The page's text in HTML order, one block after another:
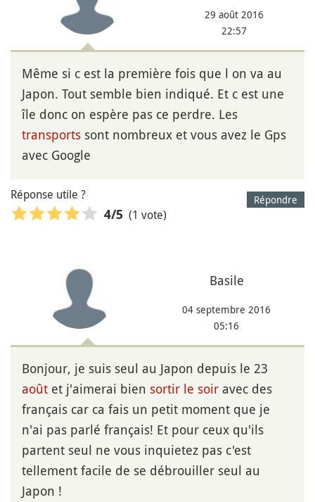
29 août 2016
22:57
Même si c est la première fois que l on va au
Japon. Tout semble bien indiqué. Et c est une
île donc on espère pas ce perdre. Les
transports sont nombreux et vous avez le Gps
avec Google
Répondre
Réponse utile ?
4/5 (1 vote)
Basile
04 septembre 2016
05:16
Bonjour, je suis seul au Japon depuis le 23
août et j'aimerai bien sortir le soir avec des
français car ca fais un petit moment que je
n'ai pas parlé français! Et pour ceux qu'ils
partent seul ne vous inquietez pas c'est
tellement facile de se débrouiller seul au
Japon !